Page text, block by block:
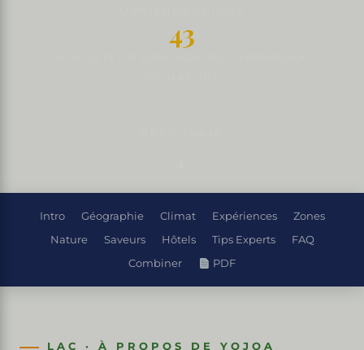
43
Intro Géographie Climat Expériences
Zones
Nature
Saveurs Hôtels Tips Experts
FAQ
Combiner
PDF
LAC · À PROPOS DE YOJOA